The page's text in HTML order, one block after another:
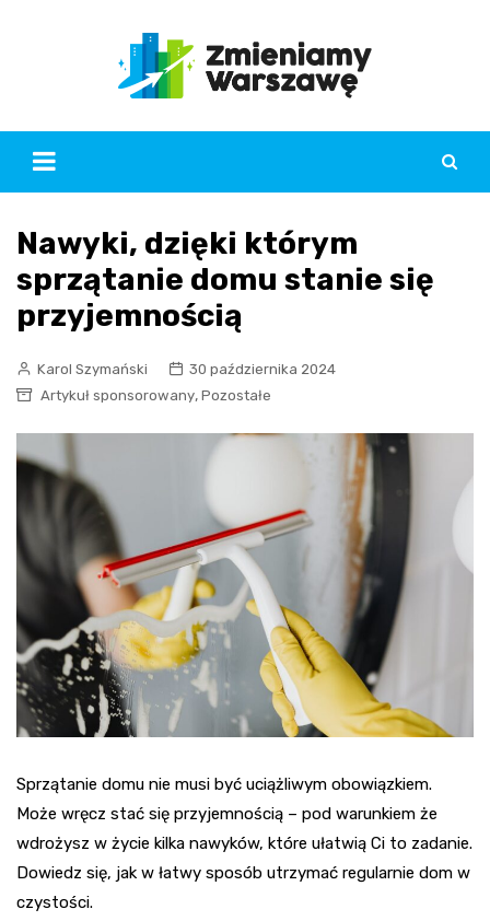
Nawyki, dzięki którym
sprzątanie domu stanie się
przyjemnością
Karol Szymański
30 października 2024
Artykuł sponsorowany, Pozostałe
Sprzątanie domu nie musi być uciążliwym obowiązkiem.
Może wręcz stać się przyjemnością – pod warunkiem że
wdrożysz w życie kilka nawyków, które ułatwią Ci to zadanie.
Dowiedz się, jak w łatwy sposób utrzymać regularnie dom w
czystości.